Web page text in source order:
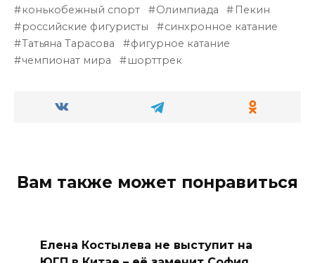
конькобежный спорт
Олимпиада
Пекин
российские фигуристы
синхронное катание
Татьяна Тарасова
фигурное катание
чемпионат мира
шорттрек
Вам также может понравиться
Елена Костылева не выступит на